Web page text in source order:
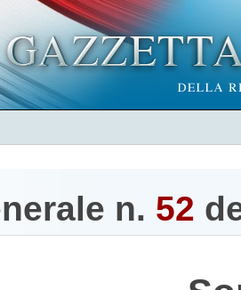
n. 52